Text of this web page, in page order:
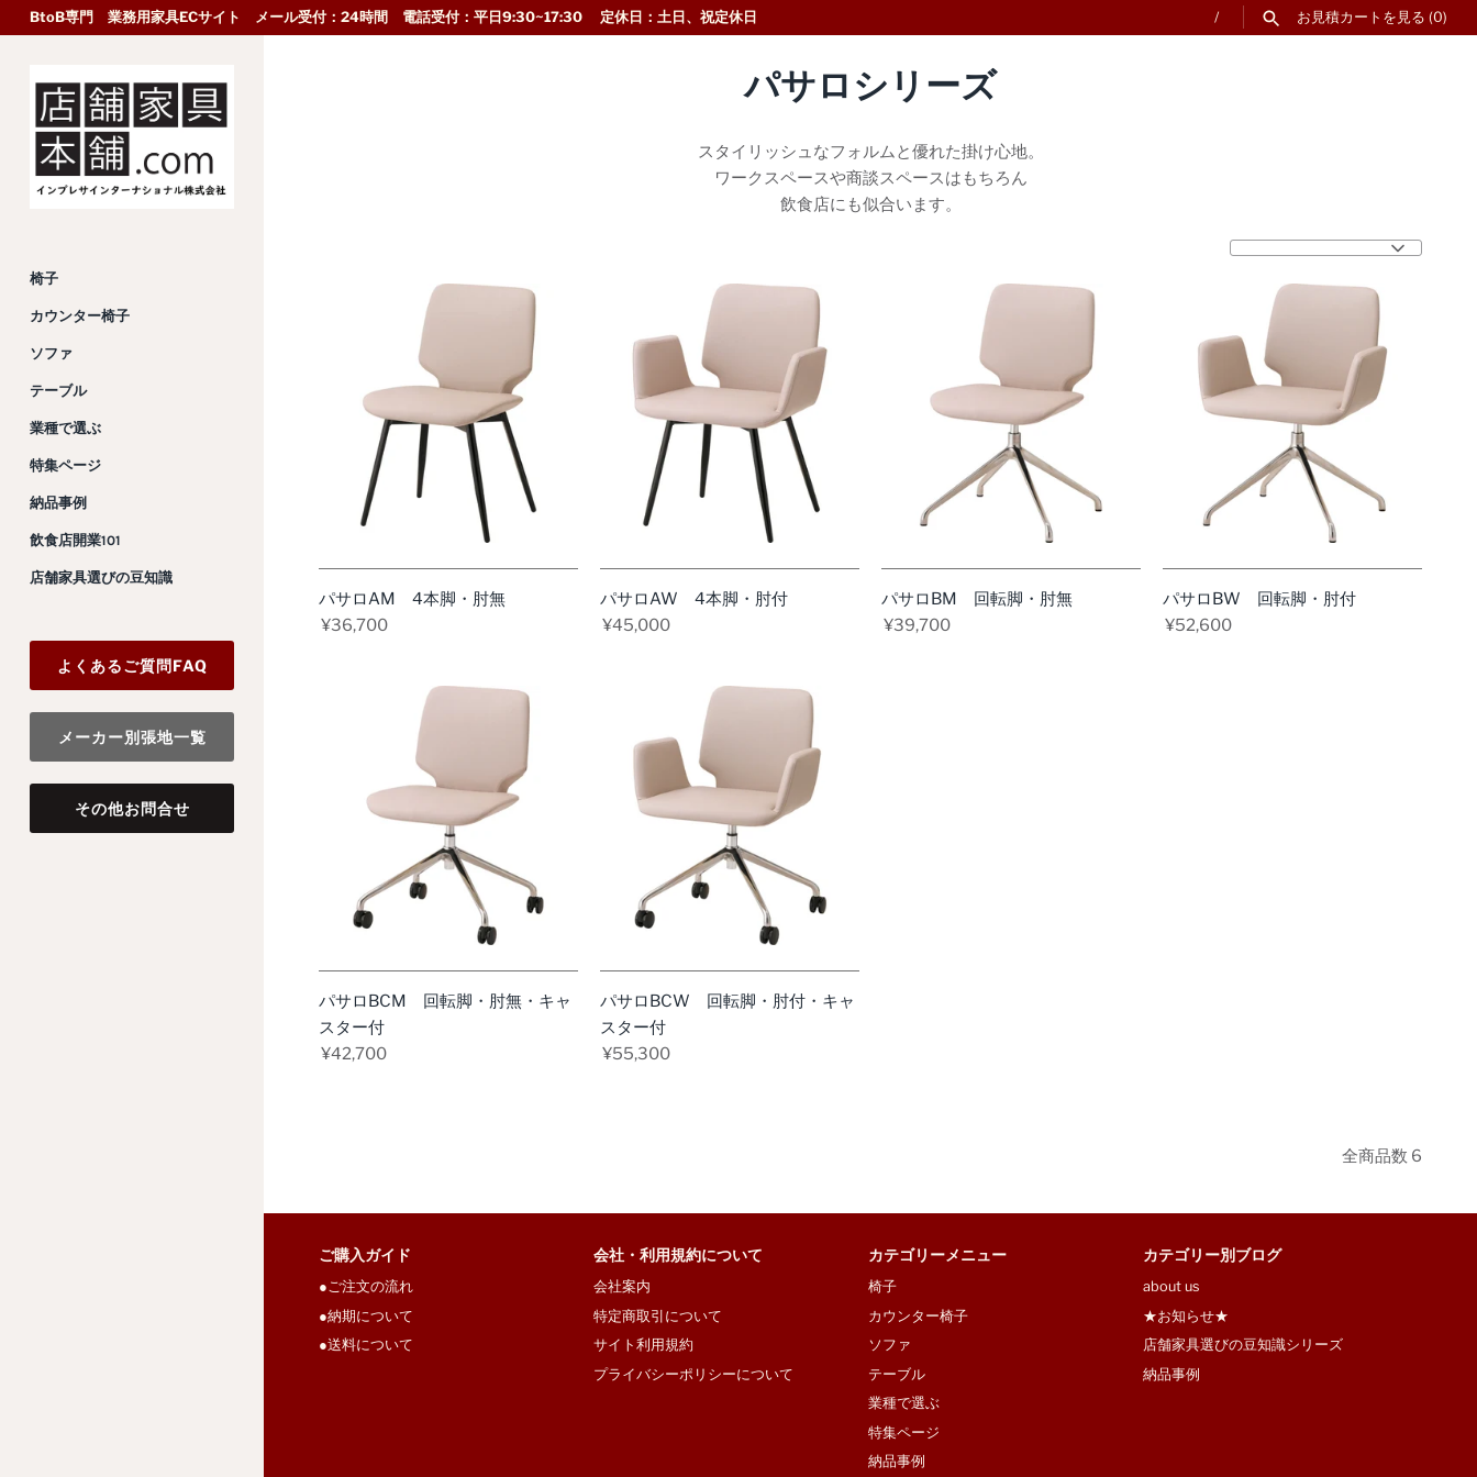
BtoB専門 業務用家具ECサイト メール受付：24時間 電話受付：平日9:30~17:30 定休日：土日、祝定休日 / お見積カートを見る (0)
椅子
カウンター椅子
ソファ
テーブル
業種で選ぶ
特集ページ
納品事例
飲食店開業101
店舗家具選びの豆知識
よくあるご質問FAQ
メーカー別張地一覧
その他お問合せ
パサロシリーズ
スタイリッシュなフォルムと優れた掛け心地。
ワークスペースや商談スペースはもちろん
飲食店にも似合います。
ぐ
る
パサロAM 4本脚・肘無
¥36,700
ぐ
る
パサロAW 4本脚・肘付
¥45,000
ぐ
る
パサロBM 回転脚・肘無
¥39,700
ぐ
る
パサロBW 回転脚・肘付
¥52,600
ぐ
る
パサロBCM 回転脚・肘無・キャ
スター付
¥42,700
ぐ
る
パサロBCW 回転脚・肘付・キャ
スター付
¥55,300
全商品数 6
ご購入ガイド
●ご注文の流れ
●納期について
●送料について
会社・利用規約について
会社案内
特定商取引について
サイト利用規約
プライバシーポリシーについて
カテゴリーメニュー
椅子
カウンター椅子
ソファ
テーブル
業種で選ぶ
特集ページ
納品事例
カテゴリー別ブログ
about us
★お知らせ★
店舗家具選びの豆知識シリーズ
納品事例